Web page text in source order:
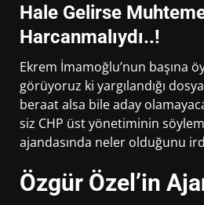
Hale Gelirse
Harcanmalıydı..!
Ekrem İmamoğlu’nun başına
görüyoruz ki yargılandığı
beraat alsa bile aday
siz CHP üst yönetiminin
ajandasında neler olduğunu
Özgür Özel’in